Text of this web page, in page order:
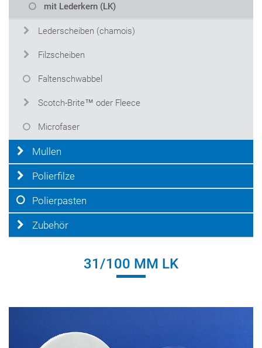
mit Lederkern (LK)
Lederscheiben (chamois)
Filzscheiben
Faltenschwabbel
Scotch-Brite™ oder Fleece
Microfaser
Mullen
Polierfilze
Polierpasten
Zubehör
31/100 MM LK